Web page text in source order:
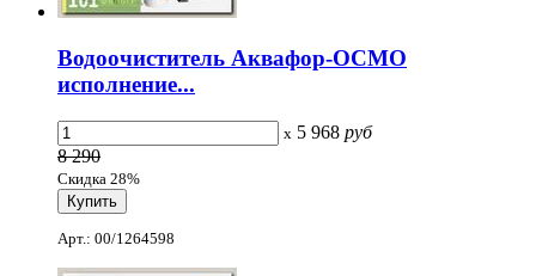
Водоочиститель Аквафор-ОСМО
исполнение...
x 5 968 руб
8 290
Скидка 28%
Арт.: 00/1264598